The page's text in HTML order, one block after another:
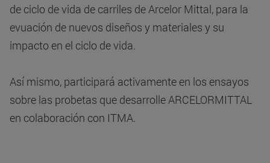
de ciclo de vida de carriles de Arcelor Mittal, para la
evuación de nuevos diseños y materiales y su
impacto en el ciclo de vida.
Así mismo, participará activamente en los ensayos
sobre las probetas que desarrolle ARCELORMITTAL
en colaboración con ITMA.